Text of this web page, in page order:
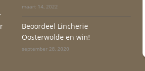
maart 14, 2022
Beoordeel Lincherie
Oosterwolde en win!
september 28, 2020